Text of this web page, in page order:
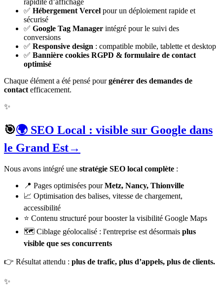
✅ Hébergement Vercel pour un déploiement rapide et
sécurisé
✅ Google Tag Manager intégré pour le suivi des
conversions
✅ Responsive design : compatible mobile, tablette et desktop
✅ Bannière cookies RGPD & formulaire de contact
optimisé
Chaque élément a été pensé pourgénérer des demandes de
contact efficacement.
✨
🎯🌍 SEO Local : visible sur Google dans
le Grand Est→
Nous avons intégré une stratégie SEO local complète :
📍 Pages optimisées pourMetz, Nancy, Thionville
📈 Optimisation des balises, vitesse de chargement,
accessibilité
⭐ Contenu structuré pour booster la visibilité Google Maps
🗺️ Ciblage géolocalisé : l'entreprise est désormais plus
visible que ses concurrents
👉 Résultat attendu : plus de trafic, plus d’appels, plus de clients.
✨